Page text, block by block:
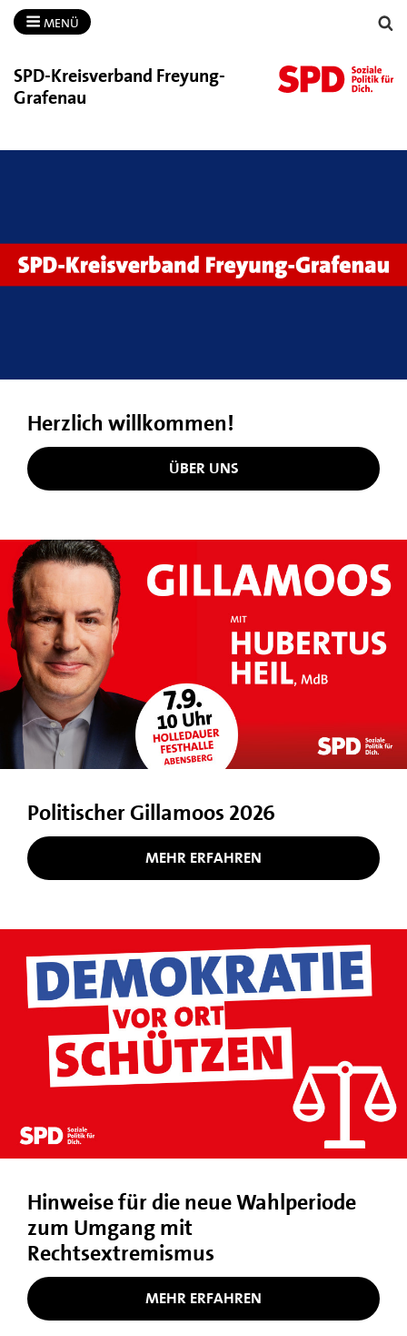
MENÜ
SPD-​Kreisverband Freyung-​
Grafenau
Herzlich willkommen!
ÜBER UNS
Politischer Gillamoos 2026
MEHR ERFAHREN
Hinweise für die neue Wahlperiode
zum Umgang mit
Rechtsextremismus
MEHR ERFAHREN